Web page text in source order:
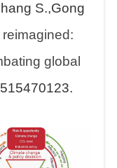
S.,Gong
global